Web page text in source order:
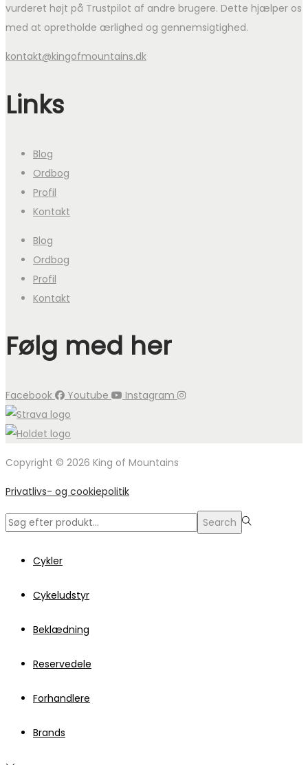
vurderet højt på Trustpilot af andre brugere. Dette hjælper os
med at opretholde ærlighed og gennemsigtighed.
kontakt@kingofmountains.dk
Links
Blog
Ordbog
Profil
Kontakt
Blog
Ordbog
Profil
Kontakt
Følg med her
Facebook Youtube Instagram
Copyright © 2026 King of Mountains
Privatlivs- og cookiepolitik
Search
Search
Cykler
Cykeludstyr
Beklædning
Reservedele
Forhandlere
Brands